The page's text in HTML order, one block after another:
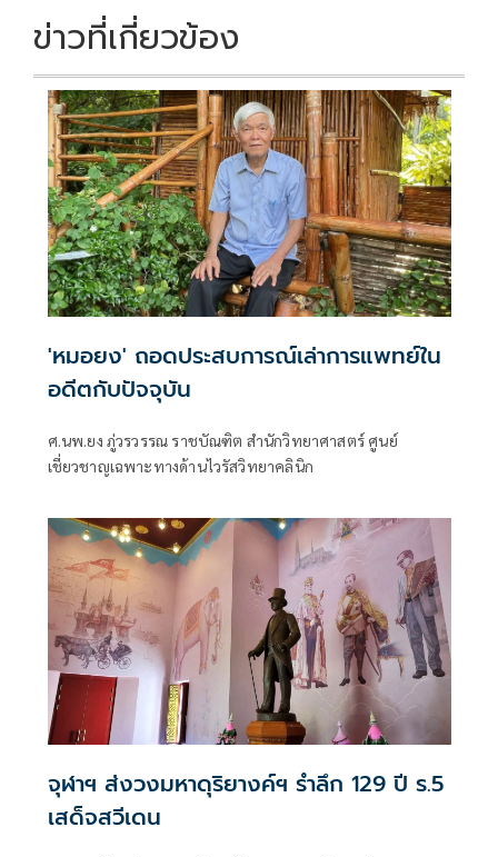
ข่าวที่เกี่ยวข้อง
'หมอยง' ถอดประสบการณ์เล่าการแพทย์ใน
อดีตกับปัจจุบัน
ศ.นพ.ยง ภู่วรวรรณ ราชบัณฑิต สำนักวิทยาศาสตร์ ศูนย์
เชี่ยวชาญเฉพาะทางด้านไวรัสวิทยาคลินิก
จุฬาฯ ส่งวงมหาดุริยางค์ฯ รำลึก 129 ปี ร.5
เสด็จสวีเดน